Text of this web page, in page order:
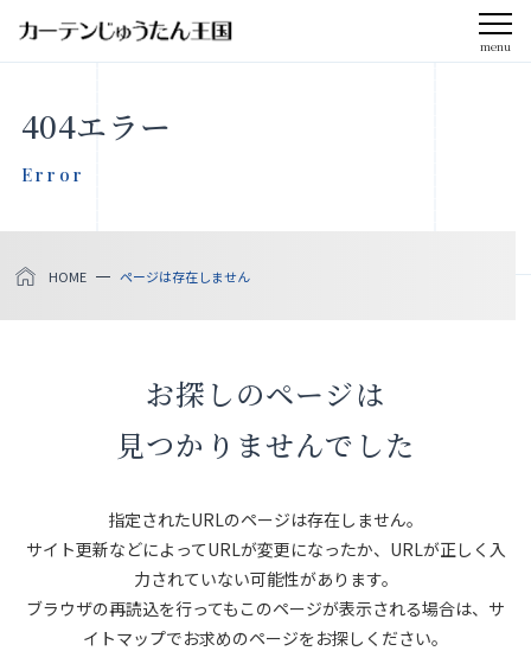
menu
お知らせ
社会貢献活動
店舗をさがす
私たちのこだわり
404エラー
Error
HOME ページは存在しません
お探しのページは
見つかりませんでした
指定されたURLのページは存在しません。
サイト更新などによってURLが変更になったか、URLが正しく入
力されていない可能性があります。
ブラウザの再読込を行ってもこのページが表示される場合は、サ
イトマップでお求めのページをお探しください。